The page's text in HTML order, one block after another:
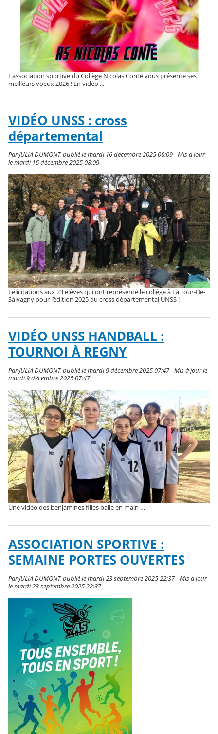
L'association sportive du Collège Nicolas Conté vous présente ses
meilleurs voeux 2026 ! En vidéo ...
VIDÉO UNSS : cross
départemental
Par JULIA DUMONT, publié le mardi 16 décembre 2025 08:09 - Mis à jour
le mardi 16 décembre 2025 08:09
Félicitations aux 23 élèves qui ont représenté le collège à La Tour-De-
Salvagny pour l’édition 2025 du cross départemental UNSS !
VIDÉO UNSS HANDBALL :
TOURNOI À REGNY
Par JULIA DUMONT, publié le mardi 9 décembre 2025 07:47 - Mis à jour le
mardi 9 décembre 2025 07:47
Une vidéo des benjamines filles balle en main …
ASSOCIATION SPORTIVE :
SEMAINE PORTES OUVERTES
Par JULIA DUMONT, publié le mardi 23 septembre 2025 22:37 - Mis à jour
le mardi 23 septembre 2025 22:37